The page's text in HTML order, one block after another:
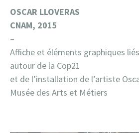
OSCAR LLOVERAS
CNAM, 2015
–
Affiche et éléments graphiques
autour de la Cop21
et de l’installation de l’artiste
Musée des Arts et Métiers